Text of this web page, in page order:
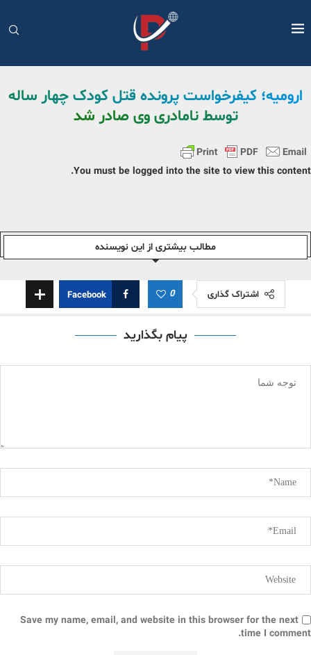
ارومیه؛ کیفرخواست پرونده قتل کودک چهار ساله
توسط نامادری وی صادر شد
You must be logged into the site to view this content.
مطالب بیشتری از این نویسندە
اشتراک گذاری 0
Facebook
پیام بگذارید
Save my name, email, and website in this browser for the next
time I comment.